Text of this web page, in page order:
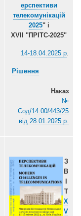
ерспективи
телекомунікацій
2025" і
ХVІІ "ПРІТС-2025"
14-18.04.2025 р.
Рішення
Наказ
№
Сод/14.00/443/25
від 28.01.2025 р.
З
В
Т
X
V